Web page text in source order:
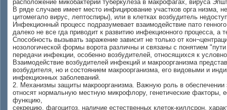
расположение микобактерий туберкулеза в макрофагах, вируса
В ряде случаев имеет место инфицирование участков орга низма,
цитомегало вирус, лептоспиры), или в клетках возбудитель
Инфекционный процесс подразумевает взаимодействие пато
далеко не все гда приводит к развитию инфекционного процесса,
Способность вызывать заражение зависит не только от
нозологической формы ворота различны и связаны с понятием
передачи инфекции, особенно возбудителей, относящихся к
Взаимодействие возбудителей инфекций и макроорганизма
возбудителя, но и состоянием макроорганизма, его видовыми и
инфекционных заболеваний.
2. Механизмы защиты макроорганизма. Важную роль в
относят нормальную местную микрофлору, генетические факторы,
функцию,
секрецию, фагоцитоз, наличие естественных клеток-киллсрон,